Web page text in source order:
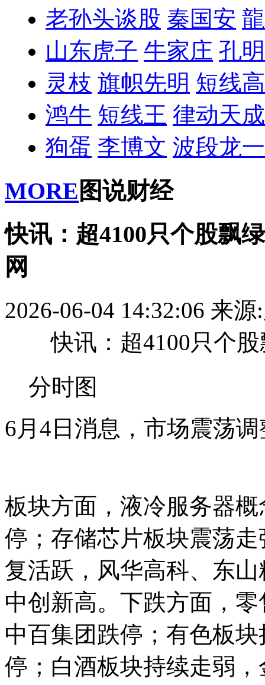
老孙头谈股 秦国安
山东虎子 牛家庄 孔
灵枝 旗帜先明 短线
鸿牛 短线王 律动天成
狗蛋 李博文 波段龙一
MORE 图说财经
快讯：超4100只个股飘
网
2026-06-04 14:32:06 来源
快讯：超4100只个股
分时图
6月4日消息，市场震荡
板块方面，液冷服务器
停；存储芯片板块震荡
复活跃，风华高科、东
中创新高。下跌方面，
中百集团跌停；有色板
停；白酒板块持续走弱